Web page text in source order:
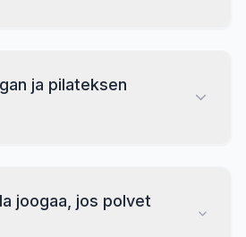
ja pilateksen
joogaa, jos polvet